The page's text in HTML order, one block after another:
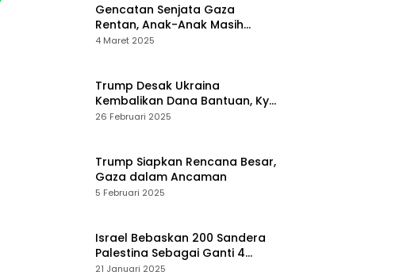
Gencatan Senjata Gaza
Rentan, Anak-Anak Masih
Menderita
4 Maret 2025
Trump Desak Ukraina
Kembalikan Dana Bantuan, Kyiv
Menolak
26 Februari 2025
Trump Siapkan Rencana Besar,
Gaza dalam Ancaman
5 Februari 2025
Israel Bebaskan 200 Sandera
Palestina Sebagai Ganti 4
Tentara Wanita
21 Januari 2025